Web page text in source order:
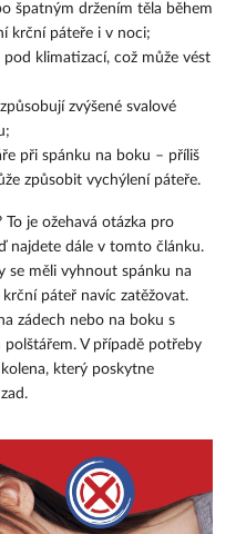
špatným držením těla během
krční páteře i v noci;
klimatizací, což může vést
zvýšené svalové
při spánku na boku – příliš
způsobit vychýlení páteře.
je ožehavá otázka pro
najdete dále v tomto článku.
se měli vyhnout spánku na
páteř navíc zatěžovat.
zádech nebo na boku s
V případě potřeby
který poskytne